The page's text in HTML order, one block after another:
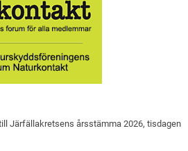
Järfällakretsens årsstämma 2026, tisdagen